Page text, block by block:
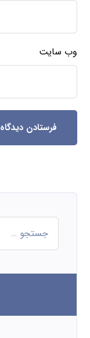
وب‌ سایت
فرستادن دیدگاه